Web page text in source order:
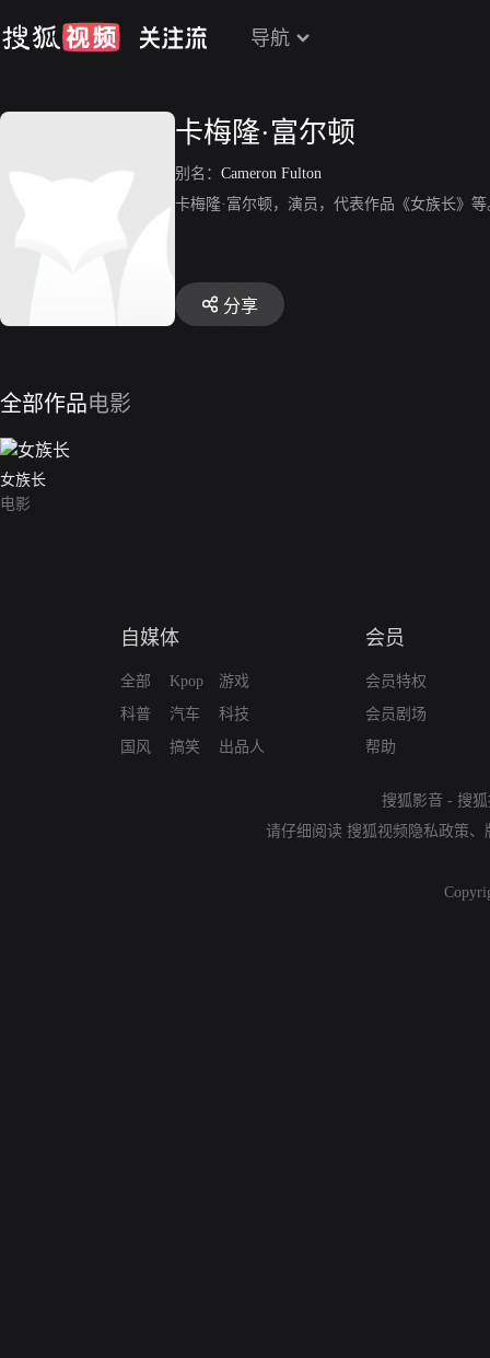
导航
卡梅隆·富尔顿
别名： Cameron Fulton
卡梅隆·富尔顿，演员，代表作品《女族长》等
分享
全部作品电影
女族长
电影
自媒体
全部
科普
国风
Kpop
汽车
搞笑
游戏
科技
出品人
会员
会员特权
会员剧场
帮助
搜狐影音 - 搜
请仔细阅读 搜狐视频隐私政策、